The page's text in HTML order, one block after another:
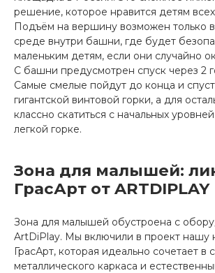
решение, которое нравится детям всех
Подъём на вершину возможен только
среде внутри башни, где будет
маленьким детям, если они случайно
С башни предусмотрен спуск через 2
Самые смелые пойдут до конца и
гигантской винтовой горки, а для
классно скатиться с начальных
легкой горке.
Зона для малышей:
ГрасАрт от ARTDIPLAY
Зона для малышей обустроена с
ArtDiPlay. Мы включили в проект нашу
ГрасАрт, которая идеально сочетает в
металлического каркаса и